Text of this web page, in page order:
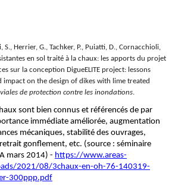
S., Herrier, G., Tachker, P., Puiatti, D., Cornacchioli,
en sol traité à la chaux: les apports du projet
sur la conception DigueELITE project: lessons
impact on the design of dikes with lime treated
de protection contre les inondations.
sont bien connus et référencés de par
immédiate améliorée, augmentation
mécaniques, stabilité des ouvrages,
gonflement, etc. (source : séminaire
mars 2014) - https://www.areas-
2021/08/3chaux-en-oh-76-140319-
300ppp.pdf